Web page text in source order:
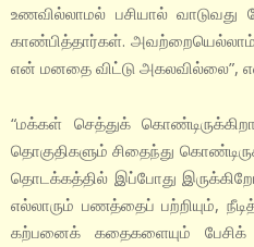
உணவில்லாமல் பசியால்
காண்பித்தார்கள்.
என் மனதை விட்டு அகலவில்லை”,
“மக்கள் செத்துக்
தொகுதிகளும் சிதைந்து
தொடக்கத்தில் இப்போது
எல்லாரும் பணத்தைப் பற்றியும்,
கற்பனைக் கதைகளையும் பேசிக்